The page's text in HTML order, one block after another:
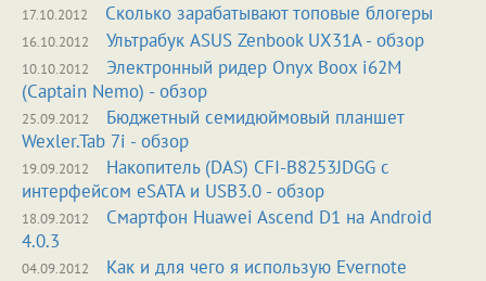
17.10.2012 Сколько зарабатывают топовые блогеры
16.10.2012 Ультрабук ASUS Zenbook UX31A - обзор
10.10.2012
Электронный ридер Onyx Boox i62M
(Captain Nemo) - обзор
25.09.2012
Бюджетный семидюймовый планшет
Wexler.Tab 7i - обзор
19.09.2012
Накопитель (DAS) CFI-B8253JDGG с
интерфейсом eSATA и USB3.0 - обзор
18.09.2012
Смартфон Huawei Ascend D1 на Android
4.0.3
04.09.2012 Как и для чего я использую Evernote